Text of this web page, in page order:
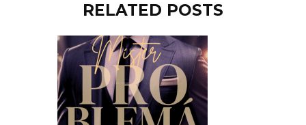
RELATED POSTS